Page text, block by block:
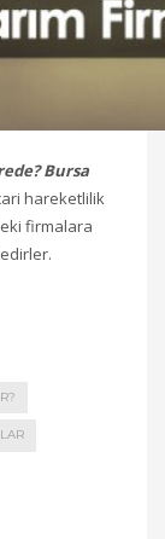
Bursa
hareketlilik
firmalara